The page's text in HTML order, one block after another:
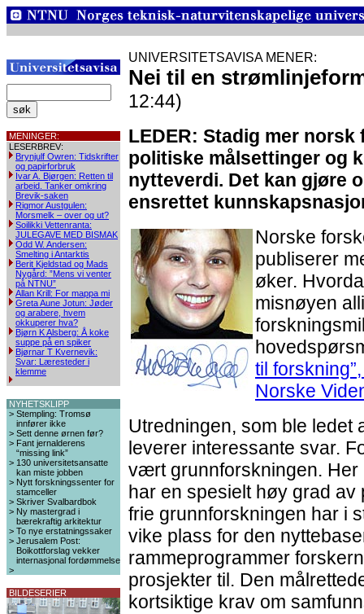
MENINGER:
LESERBREV:
Brynjulf Owren: Tidskrifter
og papirforbruk
Ivar A. Bjørgen: Retten til
arbeid. Tanker omkring
Brevik-saken
Rigmor Austgulen:
Morsmelk – over og ut?
Soilikki Vettenranta:
JULEGAVE MED BISMAK
Odd W. Andersen:
Smelting i Antarktis
Berit Kjeldstad og Mads
Nygård: ”Mens vi venter
på NTNU”
Allan Krill: For mappa mi
Greta Aune Jotun: Jøder
og arabere, hvem
okkuperer hva?
Bjørn K Alsberg: Å koke
suppe på en spiker
Bjørnar T Kvernevik:
Svar: Læresteder i
klemme
NYHETSKLIPP
> Stempling: Tromsø
innfører ikke
> Sett denne ørnen før?
> Fant jernalderens
“missing link”
> 130 universitetsansatte
kan miste jobben
> Nytt forskningssenter for
stamceller
> Skriver Svalbardbok
> Ny mastergrad i
bærekraftig arkitektur
> To nye erstatningssaker
> Jerusalem Post:
Boikottforslag vekker
internasjonal fordømmelse
>
BILDESERIER
UNIVERSITETSAVISA MENER:
Nei til en
12:44)
LEDER: Stadig mer
politiske målsettinger og
nytteverdi. Det kan gjøre
ensrettet
Norske
publiserer
øker.
misnøyen
til
Norske
Utredningen, som ble ledet
leverer interessante svar.
vært grunnforskningen. Her
har en spesielt høy grad
frie grunnforskningen har i
vike plass for den
rammeprogrammer
prosjekter til. Den
kortsiktige krav om